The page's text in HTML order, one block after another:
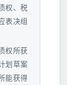
权、税
表决组
权所获
划草案
能获得